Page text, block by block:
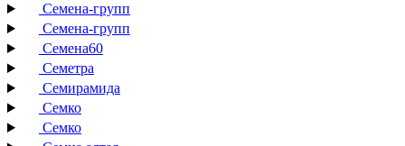
Семена-групп
Семена-групп
Семена60
Семетра
Семирамида
Семко
Семко